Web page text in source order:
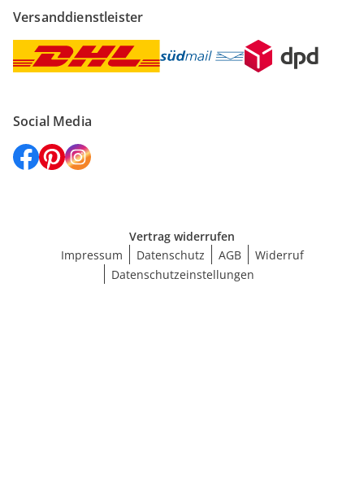
Versanddienstleister
Social Media
Vertrag widerrufen
Impressum
Datenschutz AGB
Widerruf
Datenschutzeinstellungen